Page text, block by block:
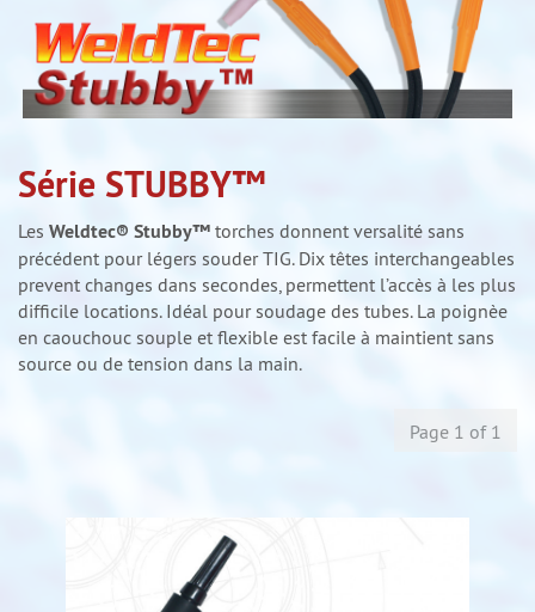
Série STUBBY™
Les Weldtec® Stubby™ torches donnent versalité sans
précédent pour légers souder TIG. Dix têtes interchangeables
prevent changes dans secondes, permettent l’accès à les plus
difficile locations. Idéal pour soudage des tubes. La poignèe
en caouchouc souple et flexible est facile à maintient sans
source ou de tension dans la main.
Page 1 of 1